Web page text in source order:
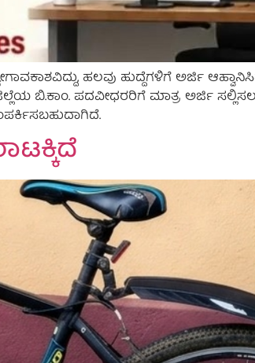
ಹಲವು ಹುದ್ದೆಗಳಿಗೆ ಅರ್ಜಿ
ಬಿ.ಕಾಂ. ಪದವೀಧರರಿಗೆ ಮಾತ್ರ ಅರ್ಜಿ